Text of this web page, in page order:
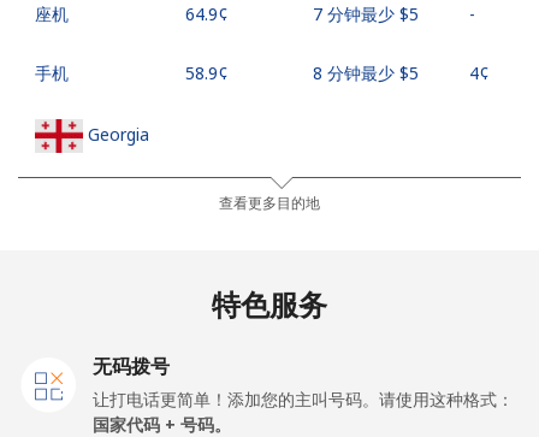
座机 ⁦64.9¢⁩ 7 分钟最少 ⁦$5⁩ -
手机 ⁦58.9¢⁩ 8 分钟最少 ⁦$5⁩ ⁦4¢⁩
Georgia
⁦32.5¢⁩ 15 分钟最少 ⁦$5⁩
座机
⁦$5⁩
查看更多目的地
特色服务
无码拨号
让打电话更简单！添加您的主叫号码。请使用这种格式：
国家代码 + 号码。